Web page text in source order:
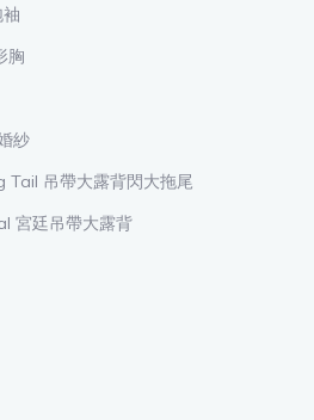
胸
紗
Tail 吊帶大露背閃大拖尾
宮廷吊帶大露背